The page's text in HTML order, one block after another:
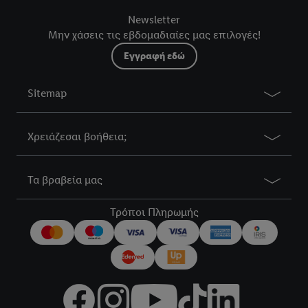
Newsletter
Μην χάσεις τις εβδομαδιαίες μας επιλογές!
Εγγραφή εδώ
Sitemap
Χρειάζεσαι βοήθεια;
Τα βραβεία μας
Τρόποι Πληρωμής